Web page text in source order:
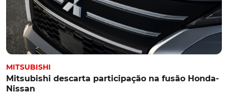
MITSUBISHI
Mitsubishi descarta participação na fusão Honda-
Nissan